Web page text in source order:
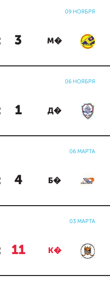
09 НОЯБРЯ
3 М�
06 НОЯБРЯ
1 Д�
06 МАРТА
4 Б�
03 МАРТА
11 К�